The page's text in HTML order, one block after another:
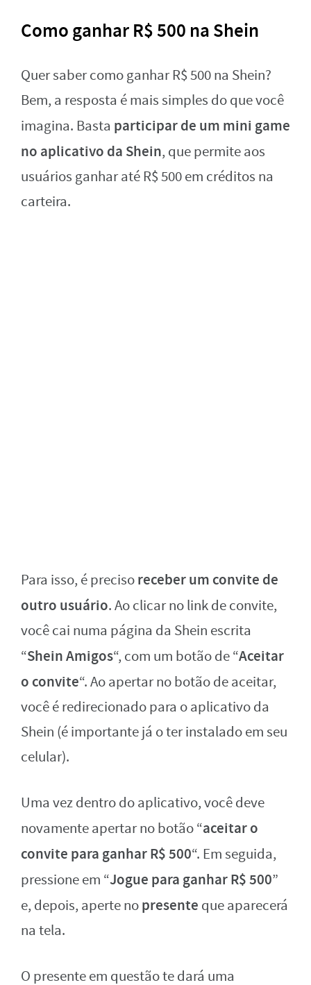
Como ganhar R$ 500 na Shein
Quer saber como ganhar R$ 500 na Shein?
Bem, a resposta é mais simples do que você
imagina. Basta participar de um mini game
no aplicativo da Shein, que permite aos
usuários ganhar até R$ 500 em créditos na
carteira.
Para isso, é precisoreceber um convite de
outro usuário. Ao clicar no link de convite,
você cai numa página da Shein escrita
“Shein Amigos“, com um botão de “Aceitar
o convite“. Ao apertar no botão de aceitar,
você é redirecionado para o aplicativo da
Shein (é importante já o ter instalado em seu
celular).
Uma vez dentro do aplicativo, você deve
novamente apertar no botão “aceitar o
convite para ganhar R$ 500“. Em seguida,
pressione em “Jogue para ganhar R$ 500”
e, depois, aperte nopresente que aparecerá
na tela.
O presente em questão te dará uma